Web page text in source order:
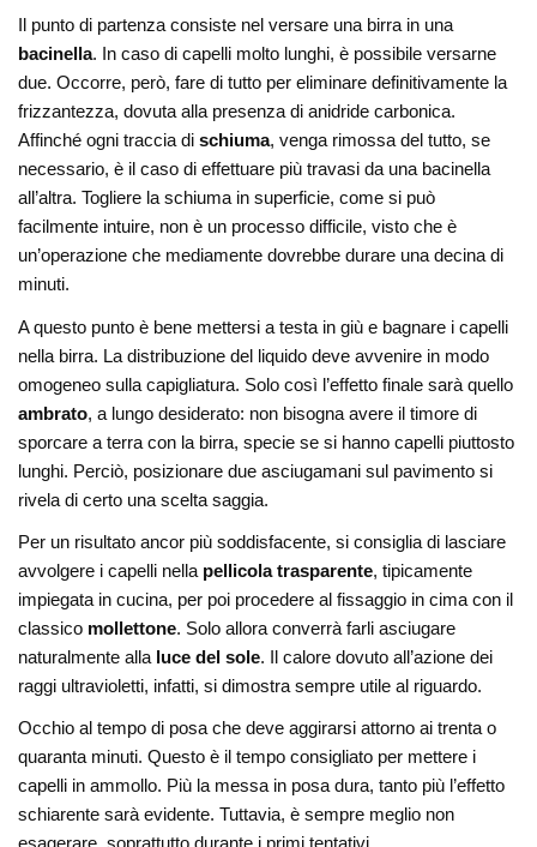
Il punto di partenza consiste nel versare una birra in una
bacinella. In caso di capelli molto lunghi, è possibile versarne
due. Occorre, però, fare di tutto per eliminare definitivamente la
frizzantezza, dovuta alla presenza di anidride carbonica.
Affinché ogni traccia dischiuma, venga rimossa del tutto, se
necessario, è il caso di effettuare più travasi da una bacinella
all’altra. Togliere la schiuma in superficie, come si può
facilmente intuire, non è un processo difficile, visto che è
un’operazione che mediamente dovrebbe durare una decina di
minuti.
A questo punto è bene mettersi a testa in giù e bagnare i capelli
nella birra. La distribuzione del liquido deve avvenire in modo
omogeneo sulla capigliatura. Solo così l’effetto finale sarà quello
ambrato, a lungo desiderato: non bisogna avere il timore di
sporcare a terra con la birra, specie se si hanno capelli piuttosto
lunghi. Perciò, posizionare due asciugamani sul pavimento si
rivela di certo una scelta saggia.
Per un risultato ancor più soddisfacente, si consiglia di lasciare
avvolgere i capelli nella pellicola trasparente, tipicamente
impiegata in cucina, per poi procedere al fissaggio in cima con il
classico mollettone. Solo allora converrà farli asciugare
naturalmente alla luce del sole. Il calore dovuto all’azione dei
raggi ultravioletti, infatti, si dimostra sempre utile al riguardo.
Occhio al tempo di posa che deve aggirarsi attorno ai trenta o
quaranta minuti. Questo è il tempo consigliato per mettere i
capelli in ammollo. Più la messa in posa dura, tanto più l’effetto
schiarente sarà evidente. Tuttavia, è sempre meglio non